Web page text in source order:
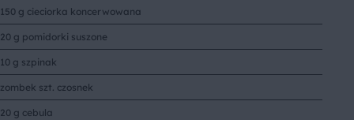
150 g cieciorka koncerwowana
20 g pomidorki suszone
10 g szpinak
zombek szt. czosnek
20 g cebula